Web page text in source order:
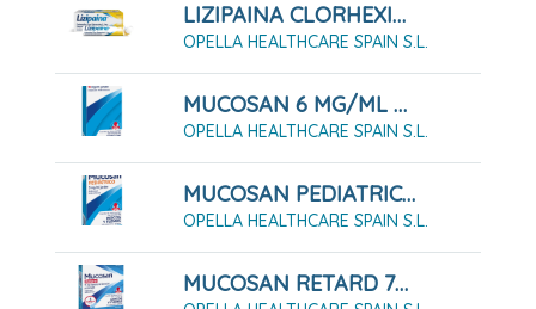
LIZIPAINA CLORHEXIDINA 5 MG/BENZOCAINA 2,5 MG COMPRIMIDOS PARA CHUPAR, 20 COMPRIMIDOS
OPELLA HEALTHCARE SPAIN S.L.
MUCOSAN 6 MG/ML JARABE , 1 FRASCO DE 250 ML
OPELLA HEALTHCARE SPAIN S.L.
MUCOSAN PEDIATRICO 3 MG/ML JARABE , 1 FRASCO DE 200 ML
OPELLA HEALTHCARE SPAIN S.L.
MUCOSAN RETARD 75 MG CAPSULAS DE LIBERACION PROLONGADA , 10 CÁPSULAS